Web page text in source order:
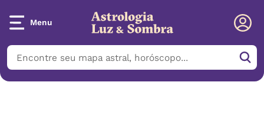
Menu
Início/Notícias/Sol em Escorpião 2023: saiba como esse signo